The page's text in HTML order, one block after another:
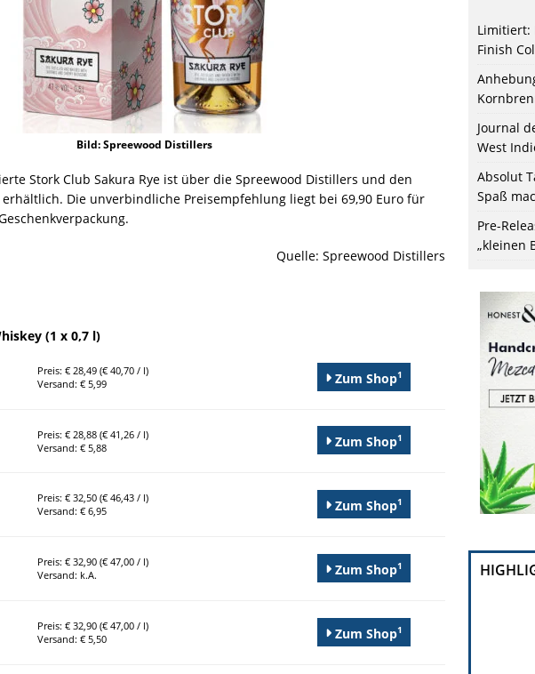
Bild: Spreewood Distillers
Stork Club Sakura Rye ist über die Spreewood Distillers und den
Die unverbindliche Preisempfehlung liegt bei 69,90 Euro für
Quelle: Spreewood Distillers
(1 x 0,7 l)
Preis: € 28,49 (€ 40,70 / l)
Versand: € 5,99
Zum Shop1
Preis: € 28,88 (€ 41,26 / l)
Versand: € 5,88
Zum Shop1
Preis: € 32,50 (€ 46,43 / l)
Versand: € 6,95
Zum Shop1
Preis: € 32,90 (€ 47,00 / l)
Versand: k.A.
Zum Shop1
Preis: € 32,90 (€ 47,00 / l)
Versand: € 5,50
Zum Shop1
Limitiert:
Finish
Journal
West
Absolut
Spaß
Pre-
„kleinen